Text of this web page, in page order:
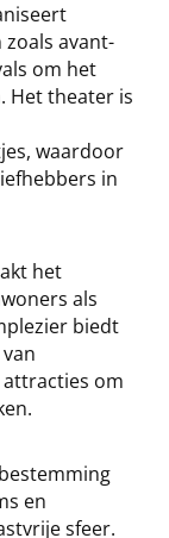
avant-
om het
Het theater is
waardoor
in
het
als
biedt
attracties om
en
sfeer.